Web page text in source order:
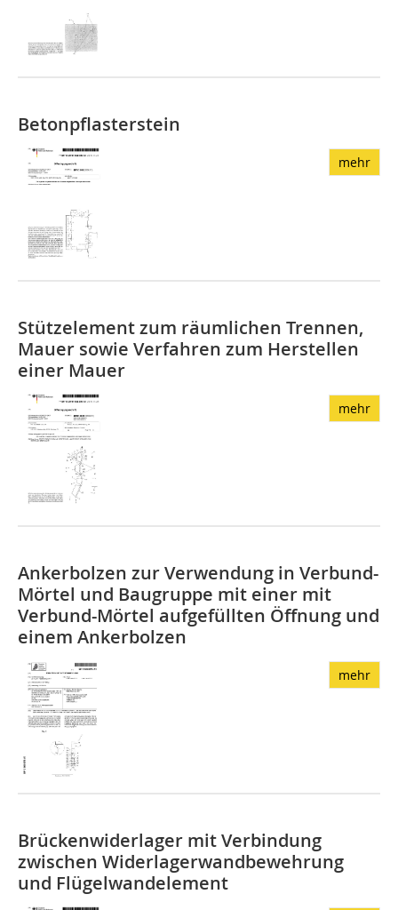
Betonpflasterstein
mehr
Stützelement zum räumlichen Trennen,
Mauer sowie Verfahren zum Herstellen
einer Mauer
mehr
Ankerbolzen zur Verwendung in Verbund-
Mörtel und Baugruppe mit einer mit
Verbund-Mörtel aufgefüllten Öffnung und
einem Ankerbolzen
mehr
Brückenwiderlager mit Verbindung
zwischen Widerlagerwandbewehrung
und Flügelwand­element